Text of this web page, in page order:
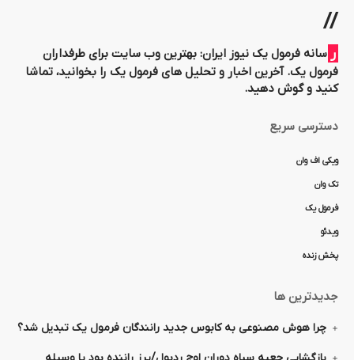
//
رسانه فرمول یک نیوز ایران: بهترین وب سایت برای طرفداران
فرمول یک. آخرین اخبار و تحلیل های فرمول یک را بخوانید، تماشا
کنید و گوش دهید.
دسترسی سریع
ویکی اف وان
تک وان
فرمول یک
ویدئو
پخش زنده
جدیدترین ها
چرا هوش مصنوعی به کابوس جدید رانندگان فرمول یک تبدیل شد؟